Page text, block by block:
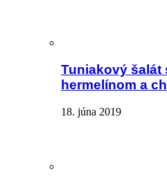
Tuniakový šalát
hermelínom a
18. júna 2019